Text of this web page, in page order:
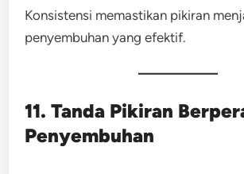
Konsistensi memastikan pikiran
penyembuhan yang efektif.
11. Tanda Pikiran
Penyembuhan